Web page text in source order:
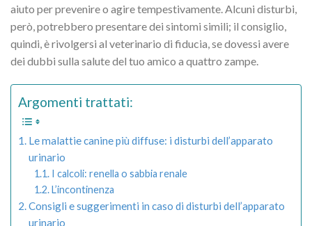
aiuto per prevenire o agire tempestivamente. Alcuni disturbi,
però, potrebbero presentare dei sintomi simili; il consiglio,
quindi, è rivolgersi al veterinario di fiducia, se dovessi avere
dei dubbi sulla salute del tuo amico a quattro zampe.
Argomenti trattati:
Le malattie canine più diffuse: i disturbi dell’apparato
urinario
I calcoli: renella o sabbia renale
L’incontinenza
Consigli e suggerimenti in caso di disturbi dell’apparato
urinario